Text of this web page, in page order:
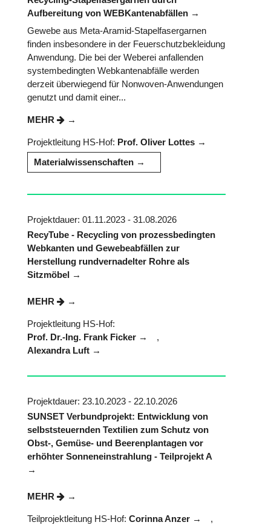
Aufbereitung von WEBKantenabfällen
Gewebe aus Meta-Aramid-Stapelfasergarnen
finden insbesondere in der Feuerschutzbekleidung
Anwendung. Die bei der Weberei anfallenden
systembedingten Webkantenabfälle werden
derzeit überwiegend für Nonwoven-Anwendungen
genutzt und damit einer...
MEHR
Projektleitung HS-Hof: Prof. Oliver Lottes
Materialwissenschaften
Projektdauer: 01.11.2023 - 31.08.2026
RecyTube - Recycling von prozessbedingten
Webkanten und Gewebeabfällen zur
Herstellung rundvernadelter Rohre als
Sitzmöbel
MEHR
Projektleitung HS-Hof:
Prof. Dr.-Ing. Frank Ficker
,
Alexandra Luft
Projektdauer: 23.10.2023 - 22.10.2026
SUNSET Verbundprojekt: Entwicklung von
selbststeuernden Textilien zum Schutz von
Obst-, Gemüse- und Beerenplantagen vor
erhöhter Sonneneinstrahlung - Teilprojekt A
MEHR
Teilprojektleitung HS-Hof: Corinna Anzer
,